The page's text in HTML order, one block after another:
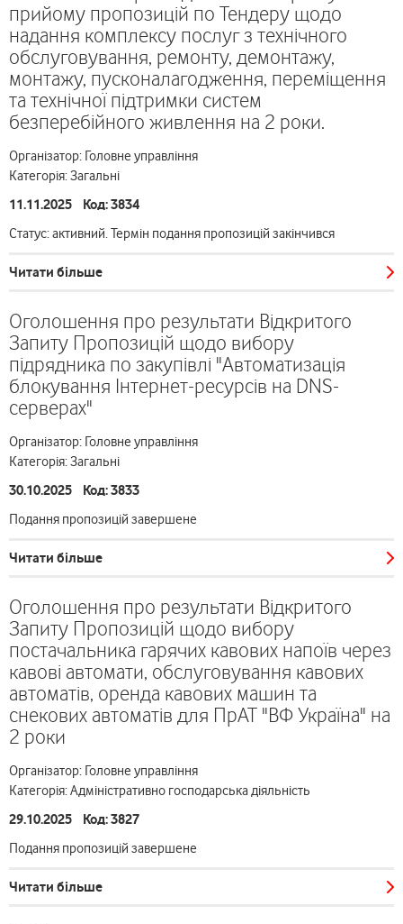
прийому пропозицій по Тендеру щодо
надання комплексу послуг з технічного
обслуговування, ремонту, демонтажу,
монтажу, пусконалагодження, переміщення
та технічної підтримки систем
безперебійного живлення на 2 роки.
Організатор: Головне управління
Категорія: Загальні
11.11.2025 Код: 3834
Статус: активний. Термін подання пропозицій закінчився
Читати більше
Оголошення про результати Відкритого
Запиту Пропозицій щодо вибору
підрядника по закупівлі "Автоматизація
блокування Інтернет-ресурсів на DNS-
серверах"
Організатор: Головне управління
Категорія: Загальні
30.10.2025 Код: 3833
Подання пропозицій завершене
Читати більше
Оголошення про результати Відкритого
Запиту Пропозицій щодо вибору
постачальника гарячих кавових напоїв через
кавові автомати, обслуговування кавових
автоматів, оренда кавових машин та
снекових автоматів для ПрАТ "ВФ Україна" на
2 роки
Організатор: Головне управління
Категорія: Адміністративно господарська діяльність
29.10.2025 Код: 3827
Подання пропозицій завершене
Читати більше